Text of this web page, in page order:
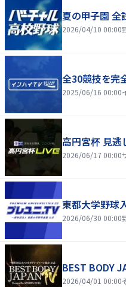
夏の甲子園 全
2026/04/10 00:00
全30競技を完
2025/06/16 00:00
高円宮杯 見逃
2026/06/17 00:00
東都大学野球
2026/06/30 00:00
BEST BODY
2026/04/01 00:00